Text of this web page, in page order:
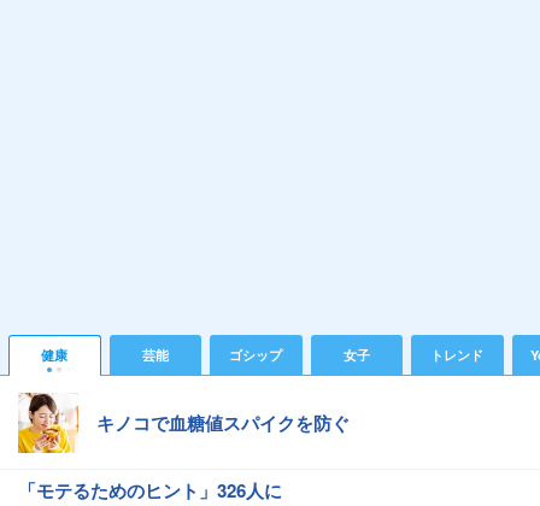
健康 芸能 ゴシップ 女子 トレンド
キノコで血糖値スパイクを防ぐ
「モテるためのヒント」326人に